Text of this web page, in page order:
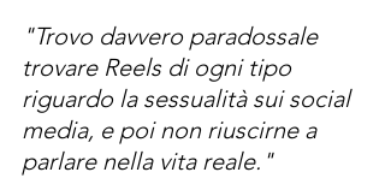
"Trovo davvero paradossale
trovare Reels di ogni tipo
riguardo la sessualità sui social
media, e poi non riuscirne a
parlare nella vita reale."